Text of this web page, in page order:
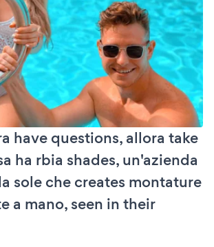
have questions, allora take
ha rbia shades, un'azienda
sole che creates montature
a mano, seen in their